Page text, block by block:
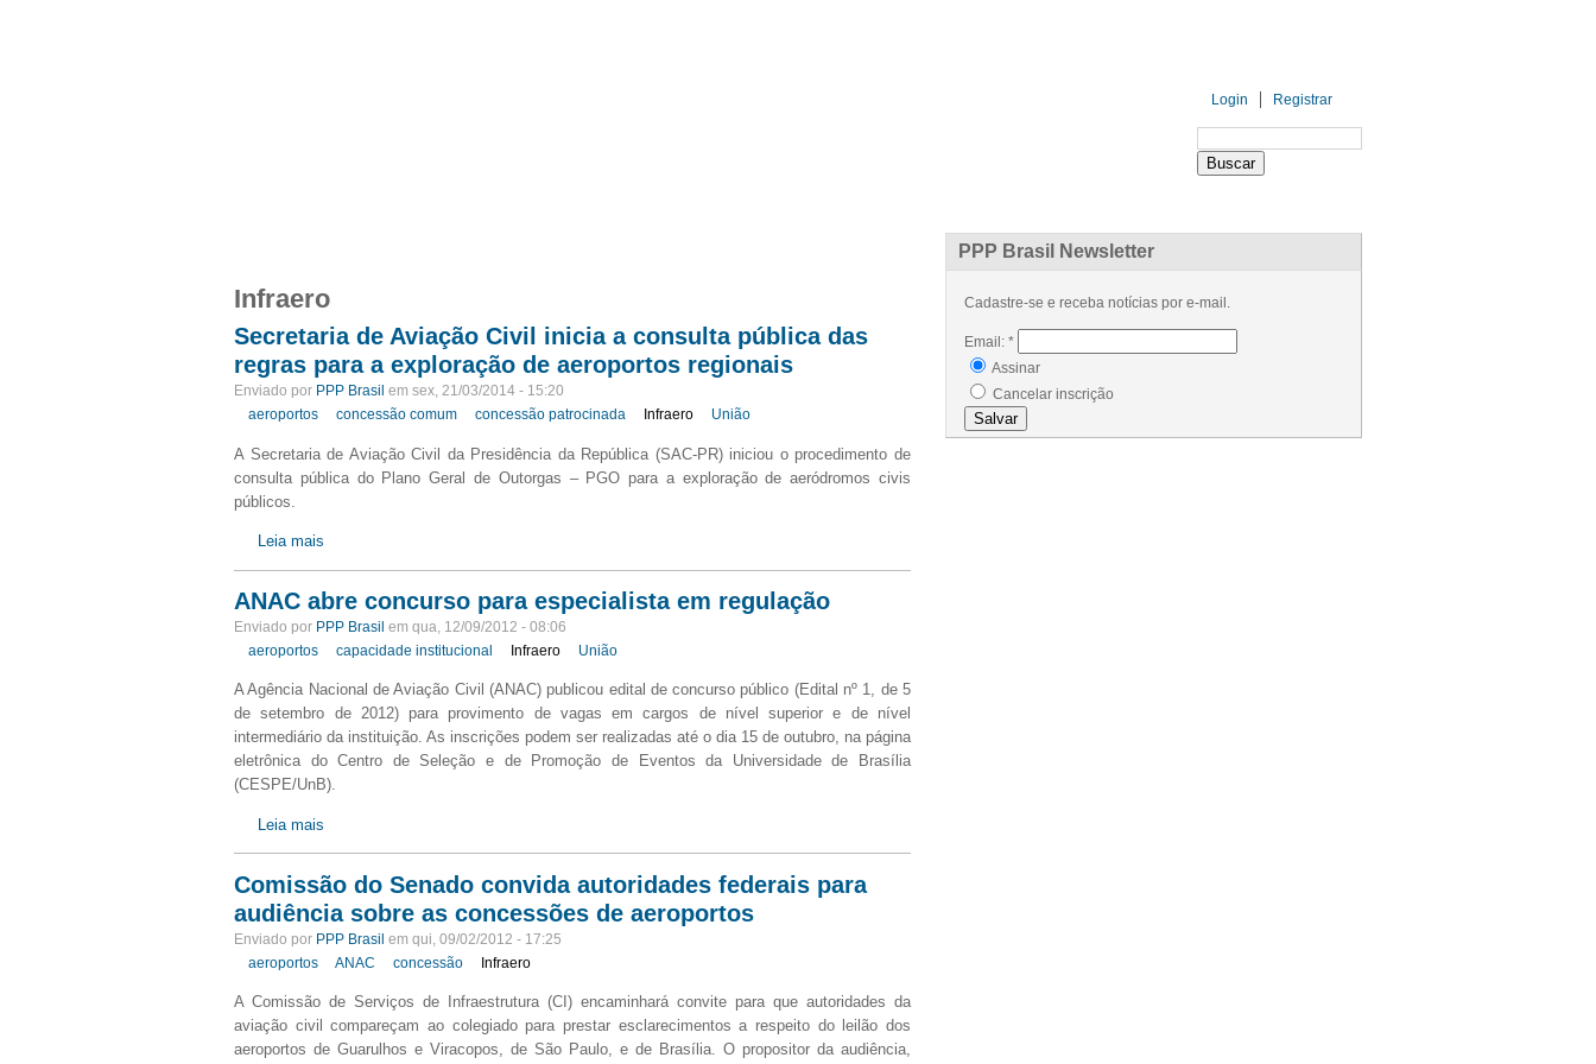
Login Registrar
Infraero
Secretaria de Aviação Civil inicia a consulta pública das
regras para a exploração de aeroportos regionais
Enviado por PPP Brasil em sex, 21/03/2014 - 15:20
aeroportos
concessão comum concessão patrocinada Infraero União
A Secretaria de Aviação Civil da Presidência da República (SAC-PR) iniciou o procedimento de
consulta pública do Plano Geral de Outorgas – PGO para a exploração de aeródromos civis
públicos.
Leia mais
ANAC abre concurso para especialista em regulação
Enviado por PPP Brasil em qua, 12/09/2012 - 08:06
aeroportos
capacidade institucional Infraero União
A Agência Nacional de Aviação Civil (ANAC) publicou edital de concurso público (Edital nº 1, de 5
de setembro de 2012) para provimento de vagas em cargos de nível superior e de nível
intermediário da instituição. As inscrições podem ser realizadas até o dia 15 de outubro, na página
eletrônica do Centro de Seleção e de Promoção de Eventos da Universidade de Brasília
(CESPE/UnB).
Leia mais
Comissão do Senado convida autoridades federais para
audiência sobre as concessões de aeroportos
Enviado por PPP Brasil em qui, 09/02/2012 - 17:25
aeroportos
ANAC concessão Infraero
A Comissão de Serviços de Infraestrutura (CI) encaminhará convite para que autoridades da
aviação civil compareçam ao colegiado para prestar esclarecimentos a respeito do leilão dos
aeroportos de Guarulhos e Viracopos, de São Paulo, e de Brasília. O propositor da audiência,
PPP Brasil Newsletter
Cadastre-se e receba notícias por e-mail.
Email: *
Assinar
Cancelar inscrição